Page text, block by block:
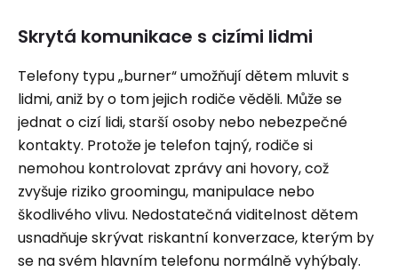
Skrytá komunikace s cizími lidmi
Telefony typu „burner“ umožňují dětem mluvit s
lidmi, aniž by o tom jejich rodiče věděli. Může se
jednat o cizí lidi, starší osoby nebo nebezpečné
kontakty. Protože je telefon tajný, rodiče si
nemohou kontrolovat zprávy ani hovory, což
zvyšuje riziko groomingu, manipulace nebo
škodlivého vlivu. Nedostatečná viditelnost dětem
usnadňuje skrývat riskantní konverzace, kterým by
se na svém hlavním telefonu normálně vyhýbaly.